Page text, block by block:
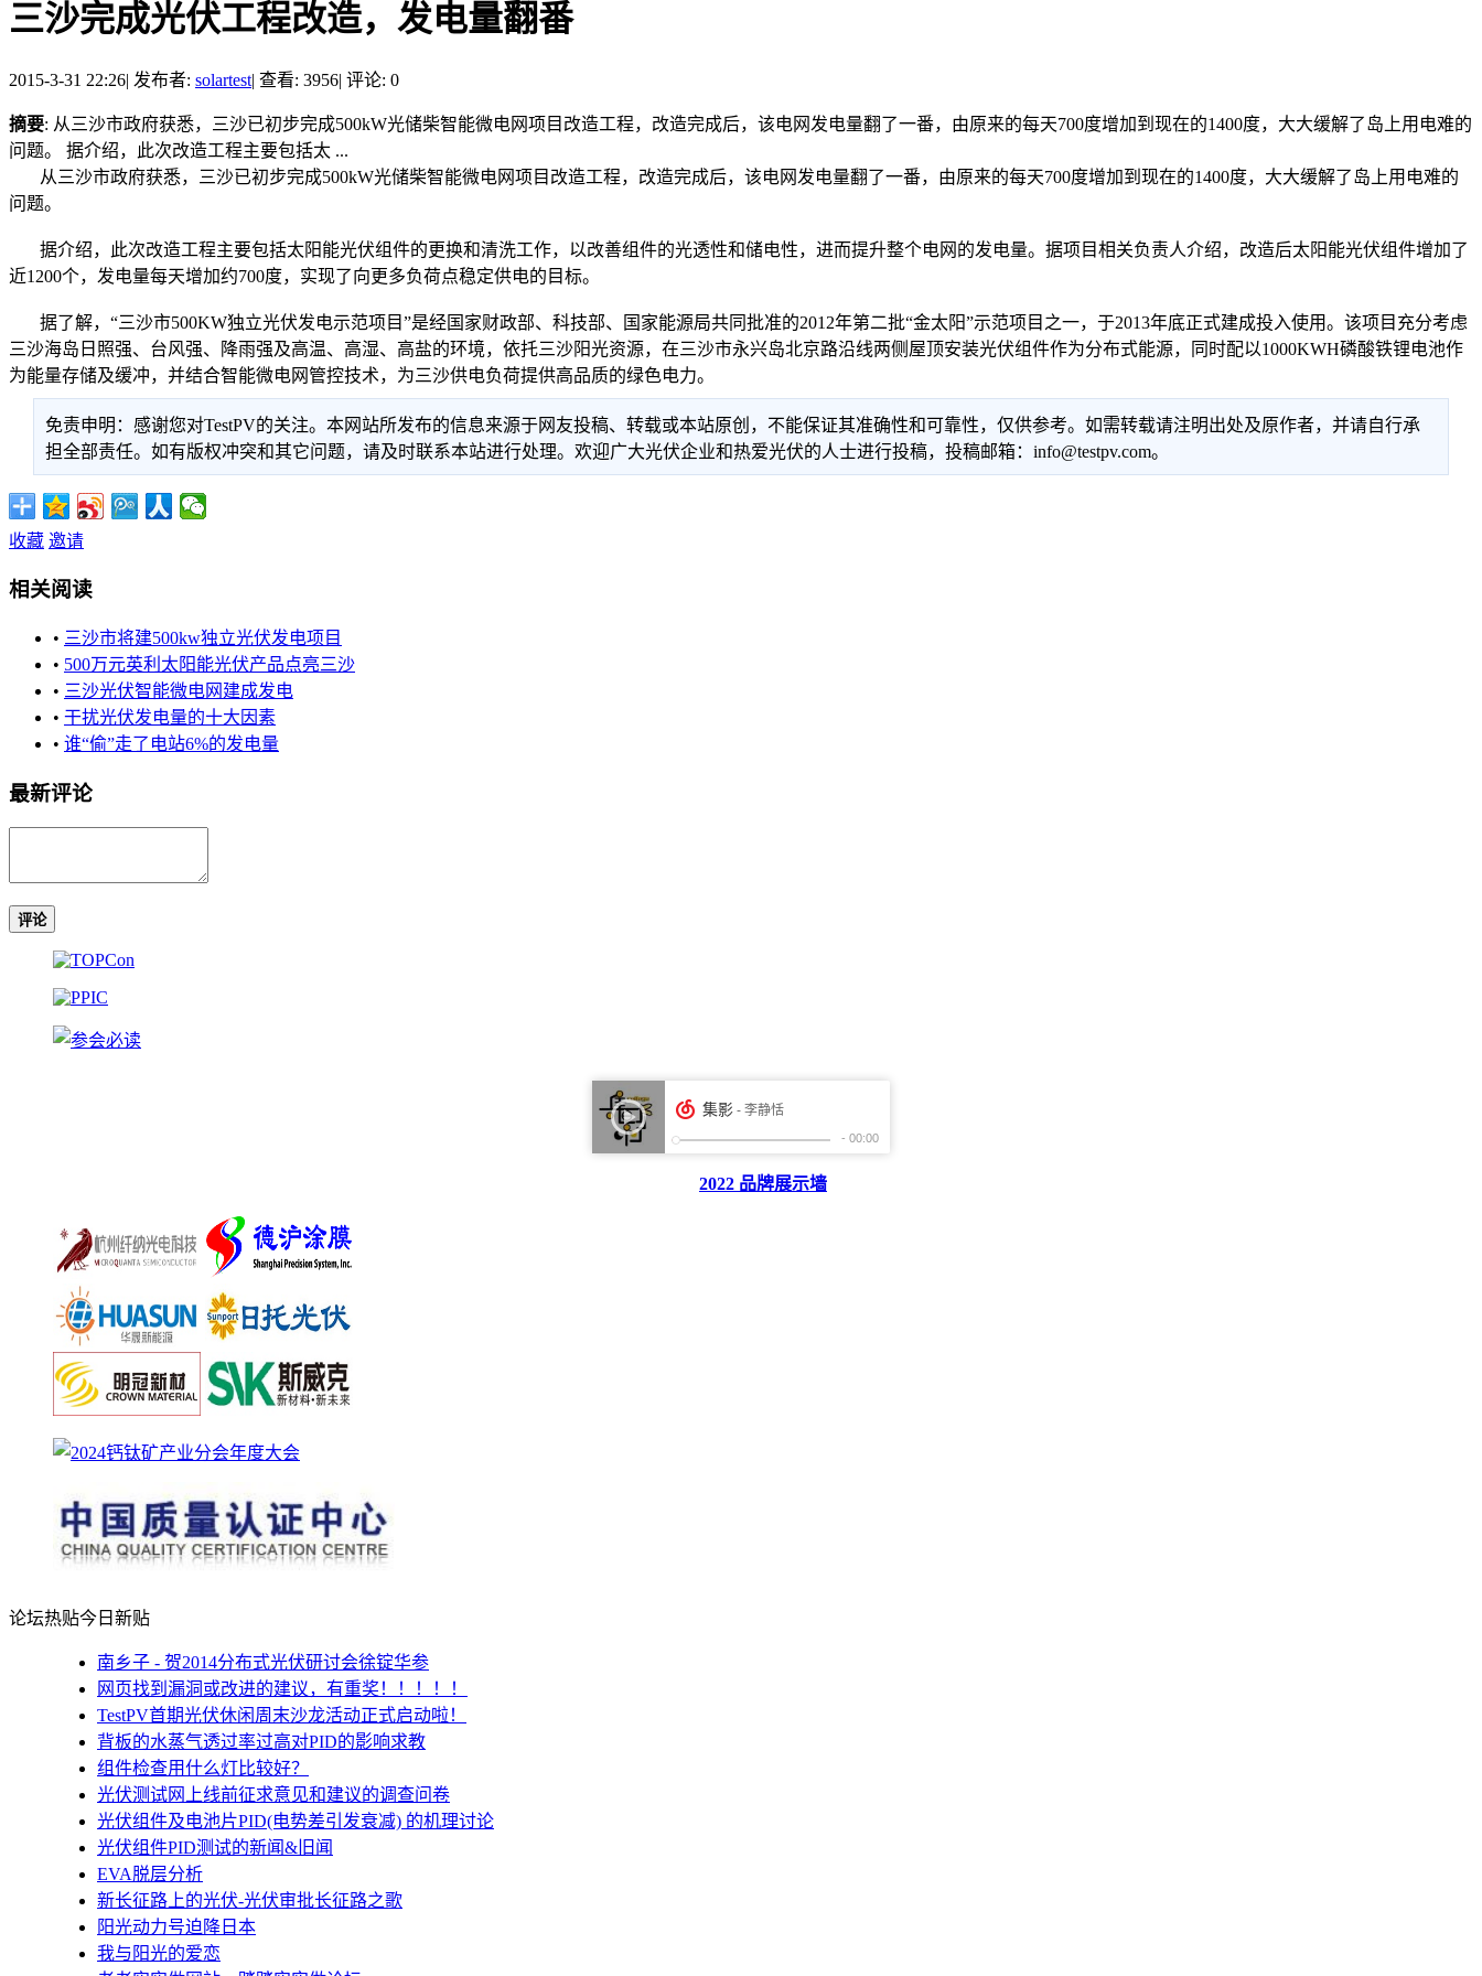
三沙完成光伏工程改造，发电量翻番
2015-3-31 22:26| 发布者: solartest| 查看: 3956| 评论: 0
摘要: 从三沙市政府获悉，三沙已初步完成500kW光储柴智能微电网项目改造工程，改造完成后，该电网发电量翻了一番，由原来的每天700度增加到现在的1400度，大大缓解了岛上用电难的
问题。 据介绍，此次改造工程主要包括太 ...
从三沙市政府获悉，三沙已初步完成500kW光储柴智能微电网项目改造工程，改造完成后，该电网发电量翻了一番，由原来的每天700度增加到现在的1400度，大大缓解了岛上用电难的
问题。
据介绍，此次改造工程主要包括太阳能光伏组件的更换和清洗工作，以改善组件的光透性和储电性，进而提升整个电网的发电量。据项目相关负责人介绍，改造后太阳能光伏组件增加了
近1200个，发电量每天增加约700度，实现了向更多负荷点稳定供电的目标。
据了解，“三沙市500KW独立光伏发电示范项目”是经国家财政部、科技部、国家能源局共同批准的2012年第二批“金太阳”示范项目之一，于2013年底正式建成投入使用。该项目充分考虑
三沙海岛日照强、台风强、降雨强及高温、高湿、高盐的环境，依托三沙阳光资源，在三沙市永兴岛北京路沿线两侧屋顶安装光伏组件作为分布式能源，同时配以1000KWH磷酸铁锂电池作
为能量存储及缓冲，并结合智能微电网管控技术，为三沙供电负荷提供高品质的绿色电力。
免责申明：感谢您对TestPV的关注。本网站所发布的信息来源于网友投稿、转载或本站原创，不能保证其准确性和可靠性，仅供参考。如需转载请注明出处及原作者，并请自行承
担全部责任。如有版权冲突和其它问题，请及时联系本站进行处理。欢迎广大光伏企业和热爱光伏的人士进行投稿，投稿邮箱：info@testpv.com。
收藏 邀请
相关阅读
• 三沙市将建500kw独立光伏发电项目
• 500万元英利太阳能光伏产品点亮三沙
• 三沙光伏智能微电网建成发电
• 干扰光伏发电量的十大因素
• 谁“偷”走了电站6%的发电量
最新评论
评论
2022 品牌展示墙
论坛热贴今日新贴
南乡子 - 贺2014分布式光伏研讨会徐锭华参
网页找到漏洞或改进的建议，有重奖！！！！！
TestPV首期光伏休闲周末沙龙活动正式启动啦！
背板的水蒸气透过率过高对PID的影响求教
组件检查用什么灯比较好？
光伏测试网上线前征求意见和建议的调查问卷
光伏组件及电池片PID(电势差引发衰减) 的机理讨论
光伏组件PID测试的新闻&旧闻
EVA脱层分析
新长征路上的光伏-光伏审批长征路之歌
阳光动力号迫降日本
我与阳光的爱恋